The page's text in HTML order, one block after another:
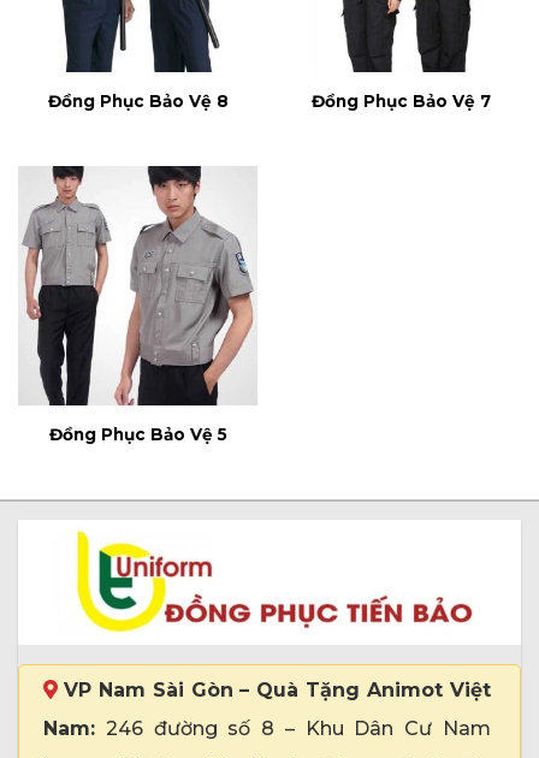
Đồng Phục Bảo Vệ 8 Đồng Phục Bảo Vệ 7
Đồng Phục Bảo Vệ 5
VP Nam Sài Gòn – Quà Tặng Animot Việt
Nam: 246 đường số 8 – Khu Dân Cư Nam